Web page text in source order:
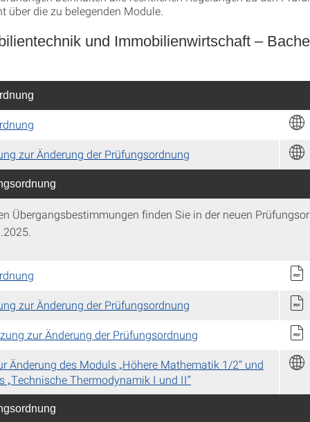
über die zu belegenden Module.
und Immobilienwirtschaft –
zur Änderung der Prüfungsordnung
Übergangsbestimmungen finden Sie in der neuen
zur Änderung der Prüfungsordnung
zur Änderung der Prüfungsordnung
Änderung des Moduls „Höhere Mathematik 1/2“ und
„Technische Thermodynamik I und II“